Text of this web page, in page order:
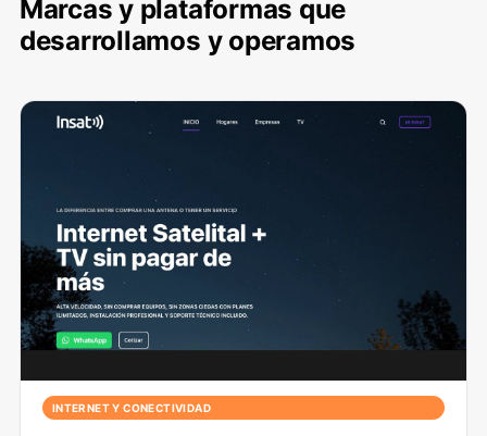
Marcas y plataformas que
desarrollamos y operamos
INTERNET Y CONECTIVIDAD